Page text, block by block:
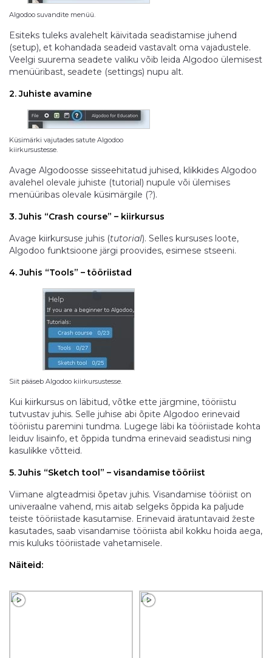
Algodoo suvandite menüü.
Esiteks tuleks avalehelt käivitada seadistamise juhend
(setup), et kohandada seadeid vastavalt oma vajadustele.
Veelgi suurema seadete valiku võib leida Algodoo ülemisest
menüüribast, seadete (settings) nupu alt.
2. Juhiste avamine
Küsimärki vajutades satute Algodoo
kiirkursustesse.
Avage Algodoosse sisseehitatud juhised, klikkides Algodoo
avalehel olevale juhiste (tutorial) nupule või ülemises
menüüribas olevale küsimärgile (?).
3. Juhis “Crash course” – kiirkursus
Avage kiirkursuse juhis (tutorial). Selles kursuses loote,
Algodoo funktsioone järgi proovides, esimese stseeni.
4. Juhis “Tools” – tööriistad
Siit pääseb Algodoo kiirkursustesse.
Kui kiirkursus on läbitud, võtke ette järgmine, tööriistu
tutvustav juhis. Selle juhise abi õpite Algodoo erinevaid
tööriistu paremini tundma. Lugege läbi ka tööriistade kohta
leiduv lisainfo, et õppida tundma erinevaid seadistusi ning
kasulikke võtteid.
5. Juhis “Sketch tool” – visandamise tööriist
Viimane algteadmisi õpetav juhis. Visandamise tööriist on
univeraalne vahend, mis aitab selgeks õppida ka paljude
teiste tööriistade kasutamise. Erinevaid äratuntavaid žeste
kasutades, saab visandamise tööriista abil kokku hoida aega,
mis kuluks tööriistade vahetamisele.
Näiteid: